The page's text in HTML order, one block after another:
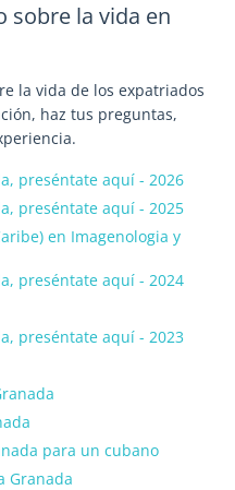
sobre la vida en
la vida de los expatriados
haz tus preguntas,
preséntate aquí - 2026
preséntate aquí - 2025
en Imagenologia y
preséntate aquí - 2024
preséntate aquí - 2023
para un cubano
Granada